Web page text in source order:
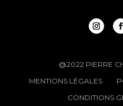
@2022 PIERRE
MENTIONS LÉGALES
CONDITIONS